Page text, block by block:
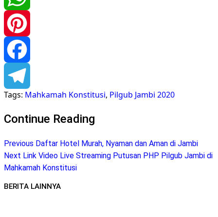
WhatsApp
Pinterest
Facebook
Telegram
Tags: Mahkamah Konstitusi, Pilgub Jambi 2020
Continue Reading
Previous Daftar Hotel Murah, Nyaman dan Aman di Jambi
Next Link Video Live Streaming Putusan PHP Pilgub Jambi di
Mahkamah Konstitusi
BERITA LAINNYA